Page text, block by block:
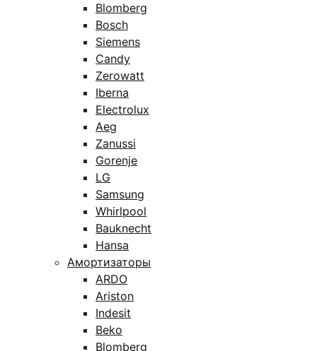
Blomberg
Bosch
Siemens
Candy
Zerowatt
Iberna
Electrolux
Aeg
Zanussi
Gorenje
LG
Samsung
Whirlpool
Bauknecht
Hansa
Амортизаторы
ARDO
Ariston
Indesit
Beko
Blomberg